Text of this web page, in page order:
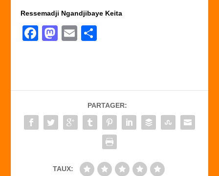
Ressemadji Ngandjibaye Keita
F
b
o
o
M
d
o
n
E
er
PARTAGER:
TAUX: